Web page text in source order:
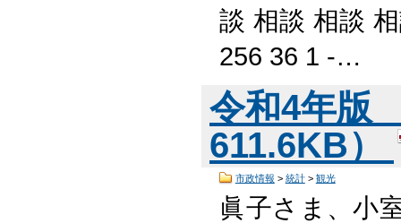
談 相談 相談
256 36 1 -…
令和4年版
611.6KB）
市政情報 > 統計> 観光
眞子さま、小